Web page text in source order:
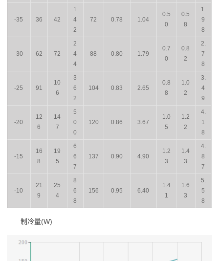
-35 36 42
1
4
2
72 0.78 1.04
0.5
0
0.5
8
1.
9
8
-30 62 72
2
4
4
88 0.80 1.79
0.7
0
0.8
2
2.
7
8
-25 91
10
6
3
6
2
104 0.83 2.65
0.8
8
1.0
2
3.
4
9
-20
12
6
14
7
5
0
0
120 0.86 3.67
1.0
5
1.2
2
4.
1
8
-15
16
8
19
5
6
6
7
137 0.90 4.90
1.2
3
1.4
3
4.
8
7
-10
21
9
25
4
8
6
8
156 0.95 6.40
1.4
1
1.6
3
5.
5
8
制冷量(W)